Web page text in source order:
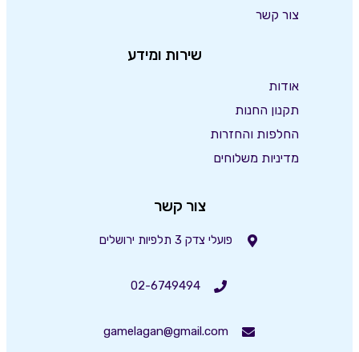
צור קשר
שירות ומידע
אודות
תקנון החנות
החלפות והחזרות
מדיניות משלוחים
צור קשר
פועלי צדק 3 תלפיות ירושלים
02-6749494
gamelagan@gmail.com